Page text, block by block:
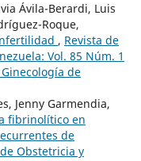
Ávila-Berardi, Luis
Roque,
, Revista de
Vol. 85 Núm. 1
de
Jenny Garmendia,
fibrinolítico en
de
Obstetricia y